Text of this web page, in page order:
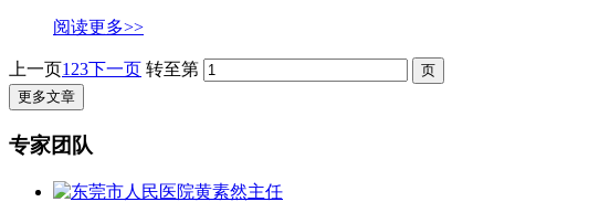
阅读更多>>
上一页1 23下一页 转至第
更多文章
专家团队